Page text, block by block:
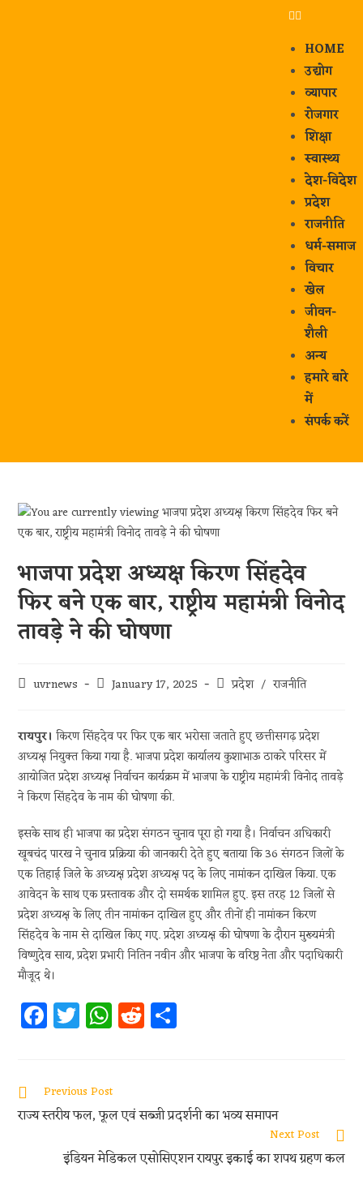
HOME
उद्योग
व्यापार
रोजगार
शिक्षा
स्वास्थ्य
देश-विदेश
प्रदेश
राजनीति
धर्म-समाज
विचार
खेल
जीवन-
शैली
अन्य
हमारे बारे
में
संपर्क करें
भाजपा प्रदेश अध्यक्ष किरण सिंहदेव
फिर बने एक बार, राष्ट्रीय महामंत्री विनोद
तावड़े ने की घोषणा
uvrnews January 17, 2025 प्रदेश / राजनीति
रायपुर। किरण सिंहदेव पर फिर एक बार भरोसा जताते हुए छत्तीसगढ़ प्रदेश
अध्यक्ष नियुक्त किया गया है. भाजपा प्रदेश कार्यालय कुशाभाऊ ठाकरे परिसर में
आयोजित प्रदेश अध्यक्ष निर्वाचन कार्यक्रम में भाजपा के राष्ट्रीय महामंत्री विनोद तावड़े
ने किरण सिंहदेव के नाम की घोषणा की.
इसके साथ ही भाजपा का प्रदेश संगठन चुनाव पूरा हो गया है। निर्वाचन अधिकारी
खूबचंद पारख ने चुनाव प्रक्रिया की जानकारी देते हुए बताया कि 36 संगठन जिलों के
एक तिहाई जिले के अध्यक्ष प्रदेश अध्यक्ष पद के लिए नामांकन दाखिल किया. एक
आवेदन के साथ एक प्रस्तावक और दो समर्थक शामिल हुए. इस तरह 12 जिलों से
प्रदेश अध्यक्ष के लिए तीन नामांकन दाखिल हुए और तीनों ही नामांकन किरण
सिंहदेव के नाम से दाखिल किए गए. प्रदेश अध्यक्ष की घोषणा के दौरान मुख्यमंत्री
विष्णुदेव साय, प्रदेश प्रभारी नितिन नवीन और भाजपा के वरिष्ठ नेता और पदाधिकारी
मौजूद थे।
Fa
ce
oo
k
T
w
er
W
h
s
A
p
p
R
e
t
Previous Post
राज्य स्तरीय फल, फूल एवं सब्जी प्रदर्शनी का भव्य समापन
Next Post
इंडियन मेडिकल एसोसिएशन रायपुर इकाई का शपथ ग्रहण कल